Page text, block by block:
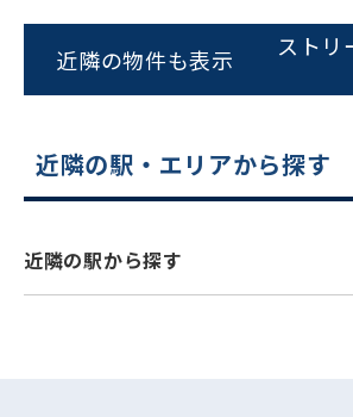
0120-620-
近隣の物件も表示
ストリ
近隣の駅・エリアから探す
近隣の駅から探す